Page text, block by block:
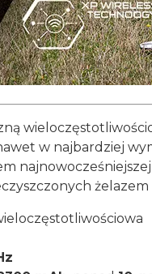
w najbardziej